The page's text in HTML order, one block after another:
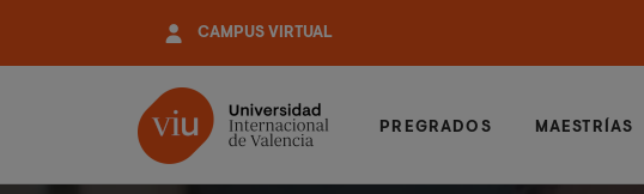
contenido
CAMPUS VIRTUAL
PREGRADOS MAESTRÍAS